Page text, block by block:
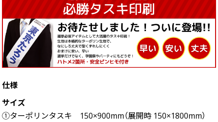
仕様
サイズ
①ターポリンタスキ 150×900mm（展開時 150×1800mm）
任意の部数単位で帯をかけて納品できま
すか？
領収書・納品書を発行は可能ですか？
初回特典の1000ポイントを使用するに
見本と印刷データの比較はしてくれます
か？
注文